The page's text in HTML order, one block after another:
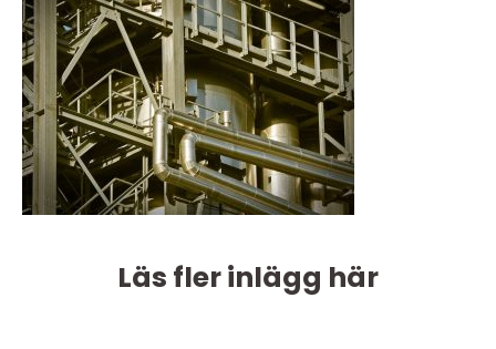
Läs fler inlägg här